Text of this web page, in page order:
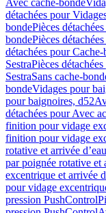
Avec cache-bonde
détachées pour
bondePièces
bondePièces
détachées pour Cache-
SestraPièces
SestraSans cache-
bondeVidages pour
pour baignoires, d52
détachées pour Avec
finition pour vidage
finition pour vidage
rotative et arrivée d’eau
par poignée rotative et
excentrique et arrivée
pour vidage
pression PushControl